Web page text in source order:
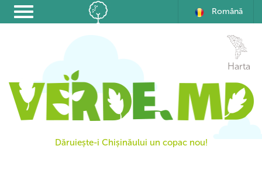
Română
Dăruiește-i Chișinăului un copac nou!
Harta